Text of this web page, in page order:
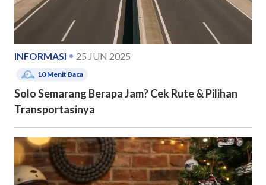
INFORMASI 25 JUN 2025
10Menit Baca
Solo Semarang Berapa Jam? Cek Rute & Pilihan
Transportasinya